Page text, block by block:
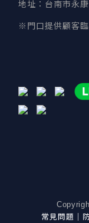
地址 ：台南市永
※門口提供顧客臨
常見問題